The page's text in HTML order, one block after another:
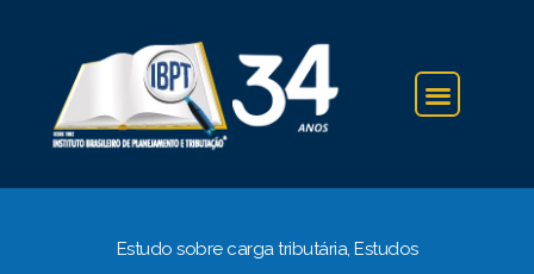
Estudo sobre carga tributária, Estudos